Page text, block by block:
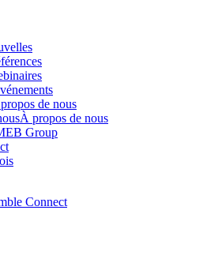
de nous
À propos de nous
Group
Connect